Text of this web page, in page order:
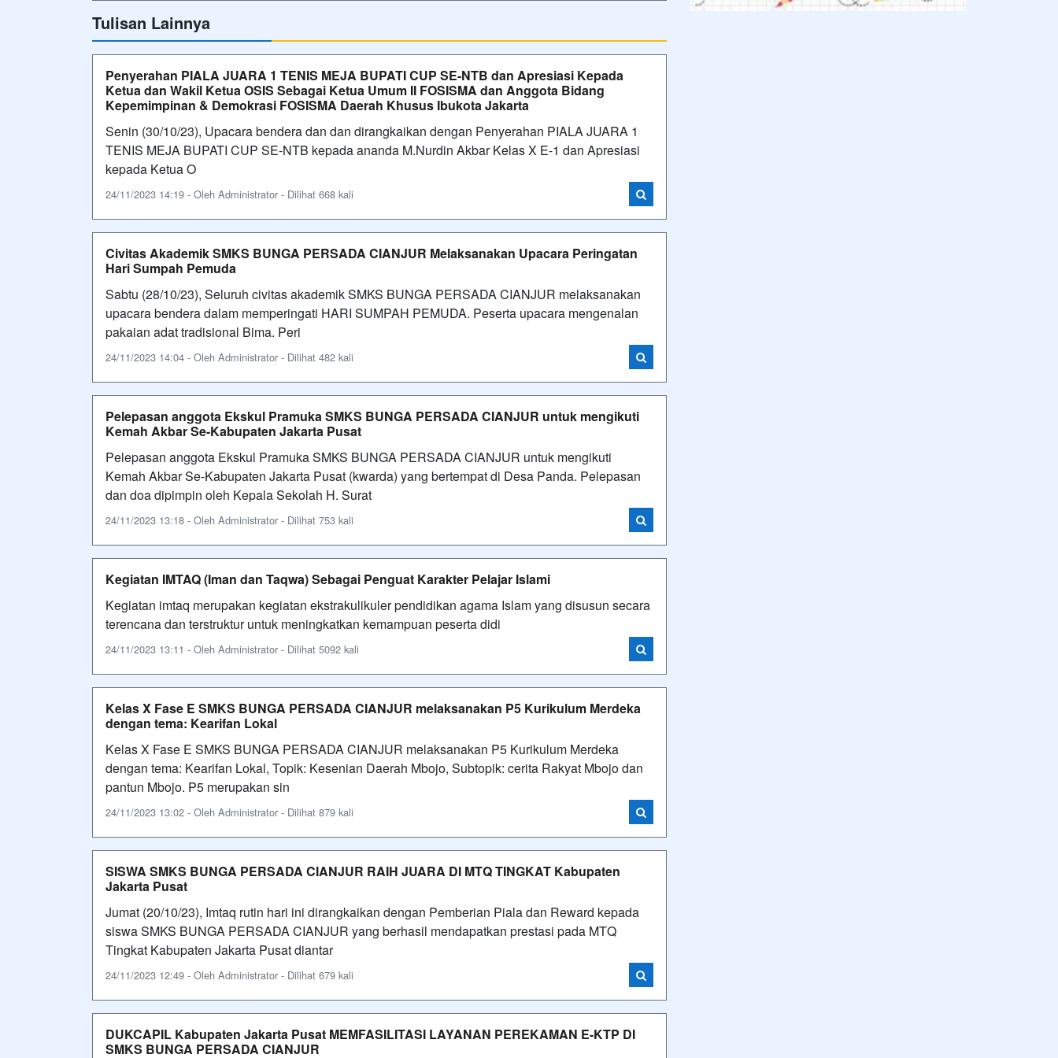
Tulisan Lainnya
Penyerahan PIALA JUARA 1 TENIS MEJA BUPATI CUP SE-NTB dan Apresiasi Kepada
Ketua dan Wakil Ketua OSIS Sebagai Ketua Umum II FOSISMA dan Anggota Bidang
Kepemimpinan & Demokrasi FOSISMA Daerah Khusus Ibukota Jakarta
Senin (30/10/23), Upacara bendera dan dan dirangkaikan dengan Penyerahan PIALA JUARA 1
TENIS MEJA BUPATI CUP SE-NTB kepada ananda M.Nurdin Akbar Kelas X E-1 dan Apresiasi
kepada Ketua O
24/11/2023 14:19 - Oleh Administrator - Dilihat 668 kali
Civitas Akademik SMKS BUNGA PERSADA CIANJUR Melaksanakan Upacara Peringatan
Hari Sumpah Pemuda
Sabtu (28/10/23), Seluruh civitas akademik SMKS BUNGA PERSADA CIANJUR melaksanakan
upacara bendera dalam memperingati HARI SUMPAH PEMUDA. Peserta upacara mengenalan
pakaian adat tradisional Bima. Peri
24/11/2023 14:04 - Oleh Administrator - Dilihat 482 kali
Pelepasan anggota Ekskul Pramuka SMKS BUNGA PERSADA CIANJUR untuk mengikuti
Kemah Akbar Se-Kabupaten Jakarta Pusat
Pelepasan anggota Ekskul Pramuka SMKS BUNGA PERSADA CIANJUR untuk mengikuti
Kemah Akbar Se-Kabupaten Jakarta Pusat (kwarda) yang bertempat di Desa Panda. Pelepasan
dan doa dipimpin oleh Kepala Sekolah H. Surat
24/11/2023 13:18 - Oleh Administrator - Dilihat 753 kali
Kegiatan IMTAQ (Iman dan Taqwa) Sebagai Penguat Karakter Pelajar Islami
Kegiatan imtaq merupakan kegiatan ekstrakulikuler pendidikan agama Islam yang disusun secara
terencana dan terstruktur untuk meningkatkan kemampuan peserta didi
24/11/2023 13:11 - Oleh Administrator - Dilihat 5092 kali
Kelas X Fase E SMKS BUNGA PERSADA CIANJUR melaksanakan P5 Kurikulum Merdeka
dengan tema: Kearifan Lokal
Kelas X Fase E SMKS BUNGA PERSADA CIANJUR melaksanakan P5 Kurikulum Merdeka
dengan tema: Kearifan Lokal, Topik: Kesenian Daerah Mbojo, Subtopik: cerita Rakyat Mbojo dan
pantun Mbojo. P5 merupakan sin
24/11/2023 13:02 - Oleh Administrator - Dilihat 879 kali
SISWA SMKS BUNGA PERSADA CIANJUR RAIH JUARA DI MTQ TINGKAT Kabupaten
Jakarta Pusat
Jumat (20/10/23), Imtaq rutin hari ini dirangkaikan dengan Pemberian Piala dan Reward kepada
siswa SMKS BUNGA PERSADA CIANJUR yang berhasil mendapatkan prestasi pada MTQ
Tingkat Kabupaten Jakarta Pusat diantar
24/11/2023 12:49 - Oleh Administrator - Dilihat 679 kali
DUKCAPIL Kabupaten Jakarta Pusat MEMFASILITASI LAYANAN PEREKAMAN E-KTP DI
SMKS BUNGA PERSADA CIANJUR